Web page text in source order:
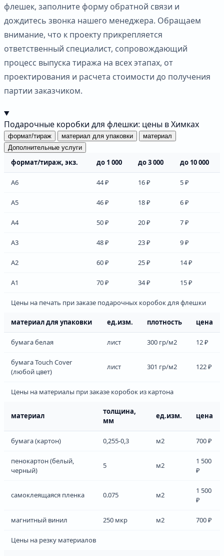
флешек, заполните форму обратной связи и
дождитесь звонка нашего менеджера. Обращаем
внимание, что к проекту прикрепляется
ответственный специалист, сопровождающий
процесс выпуска тиража на всех этапах, от
проектирования и расчета стоимости до получения
партии заказчиком.
Подарочные коробки для флешки: цены в Химках
формат/тираж материал для упаковки
материал
Дополнительные услуги
формат/тираж, экз. до 1 000 до 3 000 до 10 000
А6 44 ₽ 16 ₽ 5 ₽
А5 46 ₽ 18 ₽ 6 ₽
А4 50 ₽ 20 ₽ 7 ₽
А3 48 ₽ 23 ₽ 9 ₽
А2 60 ₽ 25 ₽ 14 ₽
А1 70 ₽ 34 ₽ 15 ₽
Цены на печать при заказе подарочных коробок для флешки
материал для упаковки ед.изм. плотность цена
бумага белая лист 300 гр/м2 12 ₽
бумага Touch Cover
(любой цвет)
лист 301 гр/м2 122 ₽
Цены на материалы при заказе коробок из картона
материал
толщина,
мм
ед.изм. цена
бумага (картон) 0,255-0,3 м2 700 ₽
пенокартон (белый,
черный)
5 м2
1 500
₽
самоклеящаяся пленка 0.075 м2
1 500
₽
магнитный винил 250 мкр м2 700 ₽
Цены на резку материалов